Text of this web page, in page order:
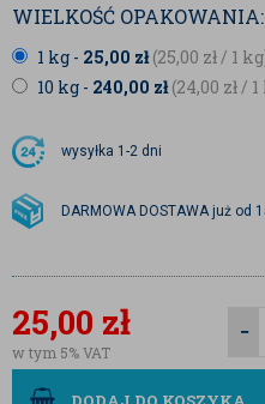
WIELKOŚĆ OPAKOWANIA:
1 kg - 25,00 zł(25,00 zł / 1
10 kg - 240,00 zł(24,00 zł / 1
wysyłka 1-2 dni
DARMOWA DOSTAWA już od
25,00 zł
w tym 5% VAT